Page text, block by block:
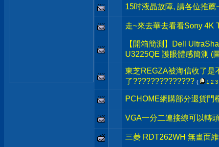
15吋液晶故障, 請各位推薦
走~來去華去看看Sony 4K
【開箱簡測】Dell
U3225QE 護眼體感簡測 (
東芝REGZA被海信收了是
了?????????????? ( 1 2 3
PCHOME網購部分退貨門
VGA一分二連接線可以轉
三菱 RDT262WH 無畫面